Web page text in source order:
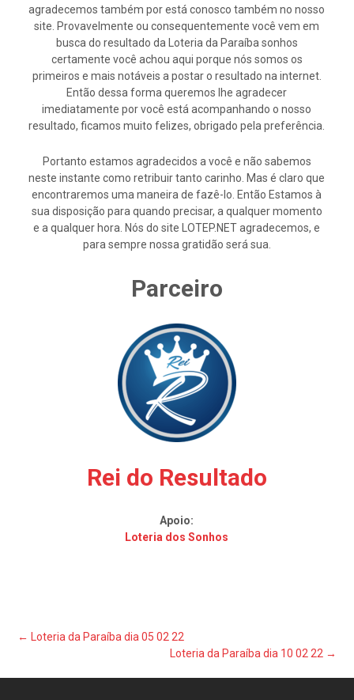
agradecemos também por está conosco também no nosso
site. Provavelmente ou consequentemente você vem em
busca do resultado da Loteria da Paraíba sonhos
certamente você achou aqui porque nós somos os
primeiros e mais notáveis a postar o resultado na internet.
Então dessa forma queremos lhe agradecer
imediatamente por você está acompanhando o nosso
resultado, ficamos muito felizes, obrigado pela preferência.
Portanto estamos agradecidos a você e não sabemos
neste instante como retribuir tanto carinho. Mas é claro que
encontraremos uma maneira de fazê-lo. Então Estamos à
sua disposição para quando precisar, a qualquer momento
e a qualquer hora. Nós do site LOTEP.NET agradecemos, e
para sempre nossa gratidão será sua.
Parceiro
Rei do Resultado
Apoio:
Loteria dos Sonhos
Post
←
Loteria da Paraíba dia 05 02 22
Loteria da Paraíba dia 10 02 22 →